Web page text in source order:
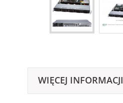
WIĘCEJ INFORMACJI